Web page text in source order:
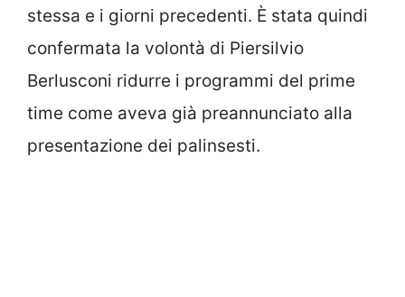
stessa e i giorni precedenti. È stata quindi
confermata la volontà di Piersilvio
Berlusconi ridurre i programmi del prime
time come aveva già preannunciato alla
presentazione dei palinsesti.